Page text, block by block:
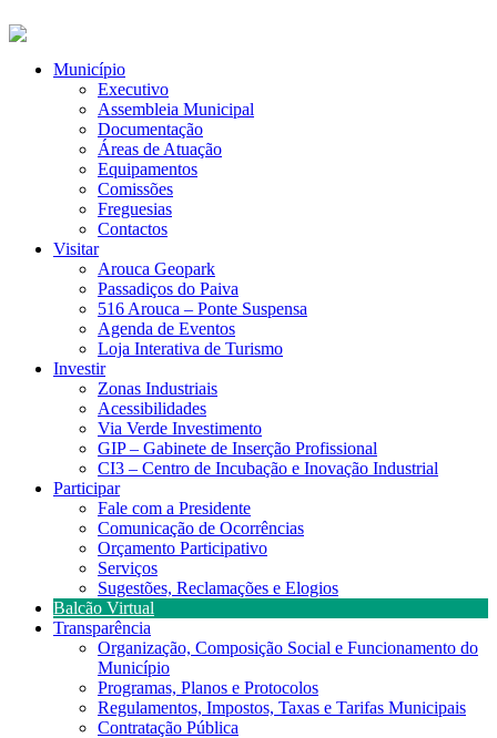
Município
Executivo
Assembleia Municipal
Documentação
Áreas de Atuação
Equipamentos
Comissões
Freguesias
Contactos
Visitar
Arouca Geopark
Passadiços do Paiva
516 Arouca – Ponte Suspensa
Agenda de Eventos
Loja Interativa de Turismo
Investir
Zonas Industriais
Acessibilidades
Via Verde Investimento
GIP – Gabinete de Inserção Profissional
CI3 – Centro de Incubação e Inovação Industrial
Participar
Fale com a Presidente
Comunicação de Ocorrências
Orçamento Participativo
Serviços
Sugestões, Reclamações e Elogios
Balcão Virtual
Transparência
Organização, Composição Social e Funcionamento do
Município
Programas, Planos e Protocolos
Regulamentos, Impostos, Taxas e Tarifas Municipais
Contratação Pública